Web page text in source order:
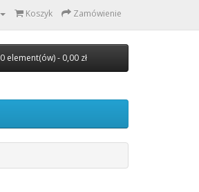
Koszyk Zamówienie
0 element(ów) - 0,00 zł